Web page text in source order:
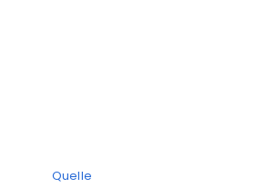
Quelle